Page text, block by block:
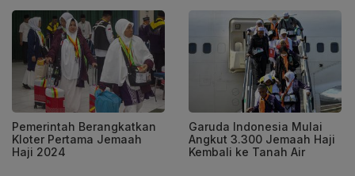
Pemerintah Berangkatkan
Kloter Pertama Jemaah
Haji 2024
Garuda Indonesia Mulai
Angkut 3.300 Jemaah Haji
Kembali ke Tanah Air